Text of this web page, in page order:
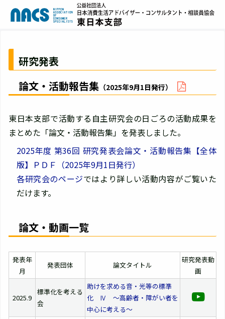
研究発表
論文・活動報告集 （2025年9月1日発行）
東日本支部で活動する自主研究会の日ごろの活動成果を
まとめた「論文・活動報告集」を発表しました。
2025年度 第36回 研究発表会論文・活動報告集【全体
版】ＰＤＦ（2025年9月1日発行）
各研究会のページではより詳しい活動内容がご覧いた
だけます。
論文・動画一覧
発表年
月
発表団体 論文タイトル
研究発表動
画
2025.9
標準化を考える
会
助けを求める音・光等の標準
化 Ⅳ ～高齢者・障がい者を
中心に考える～